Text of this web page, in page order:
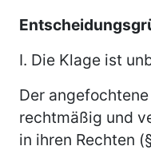
I. Die Klage ist
Der
rechtmäßig und
in ihren Rechten